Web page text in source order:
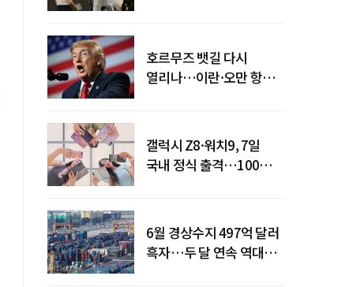
호르무즈 뱃길 다시
열리나…이란·오만 항로
갤럭시 Z8·워치9, 7일
국내 정식 출격…100개국
6월 경상수지 497억 달러
흑자…두 달 연속 역대